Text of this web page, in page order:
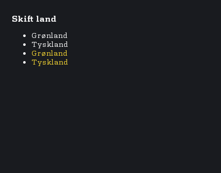
Skift land
Grønland
Tyskland
Grønland
Tyskland